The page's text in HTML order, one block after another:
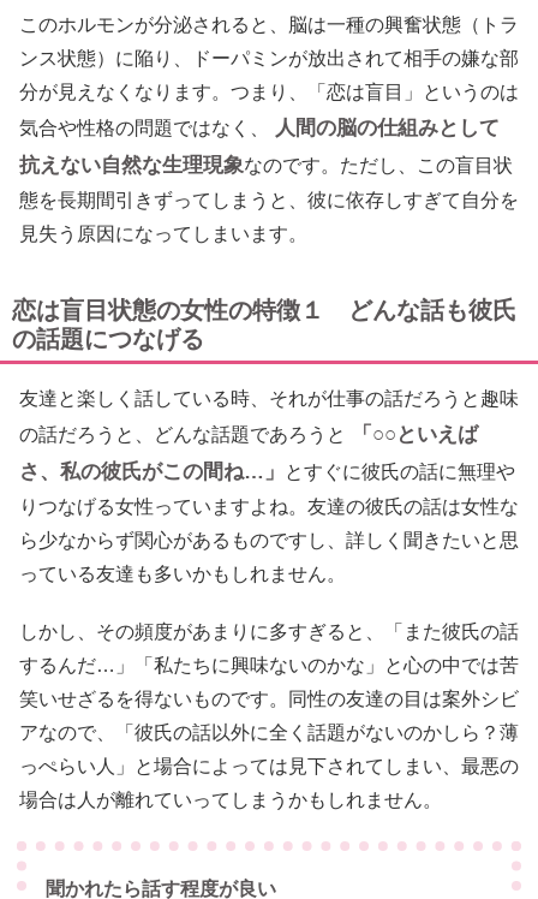
このホルモンが分泌されると、脳は一種の興奮状態（トラ
ンス状態）に陥り、ドーパミンが放出されて相手の嫌な部
分が見えなくなります。つまり、「恋は盲目」というのは
気合や性格の問題ではなく、
人間の脳の仕組みとして
抗えない自然な生理現象なのです。ただし、この盲目状
態を長期間引きずってしまうと、彼に依存しすぎて自分を
見失う原因になってしまいます。
恋は盲目状態の女性の特徴１ どんな話も彼氏
の話題につなげる
友達と楽しく話している時、それが仕事の話だろうと趣味
の話だろうと、どんな話題であろうと
「○○といえば
さ、私の彼氏がこの間ね…」
とすぐに彼氏の話に無理や
りつなげる女性っていますよね。友達の彼氏の話は女性な
ら少なからず関心があるものですし、詳しく聞きたいと思
っている友達も多いかもしれません。
しかし、その頻度があまりに多すぎると、「また彼氏の話
するんだ…」「私たちに興味ないのかな」と心の中では苦
笑いせざるを得ないものです。同性の友達の目は案外シビ
アなので、「彼氏の話以外に全く話題がないのかしら？薄
っぺらい人」と場合によっては見下されてしまい、最悪の
場合は人が離れていってしまうかもしれません。
聞かれたら話す程度が良い